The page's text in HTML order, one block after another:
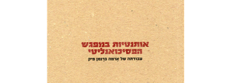
נעמי שביט מ. פחרי דייווידס